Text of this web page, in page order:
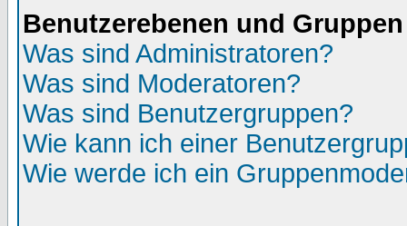
Benutzerebenen und Gruppen
Was sind Administratoren?
Was sind Moderatoren?
Was sind Benutzergruppen?
Wie kann ich einer
Wie werde ich ein